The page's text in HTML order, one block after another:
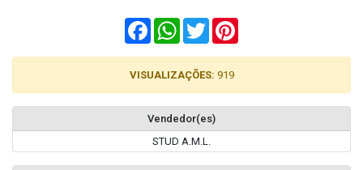
FacebookWhatsApp
Twitter
VISUALIZAÇÕES: 919
Vendedor(es)
STUD A.M.L.